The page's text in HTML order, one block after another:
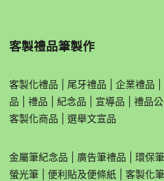
客製禮品筆製作
客製化禮品 尾牙禮品 企業禮品
品
禮品 紀念品 宣導品 禮品
客製化商品
選舉文宣品
金屬筆紀念品 廣告筆禮品 環保
螢光筆
便利貼及便條紙 客製化